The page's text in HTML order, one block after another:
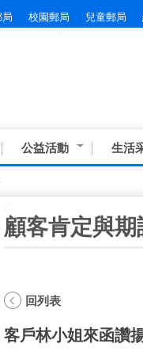
校園郵局 兒童郵局
公益活動 生活
顧客肯定與
回列表
客戶林小姐來函讚